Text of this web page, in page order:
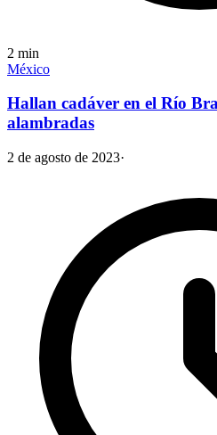
2 min
México
Hallan cadáver en el Río
alambradas
2 de agosto de 2023·